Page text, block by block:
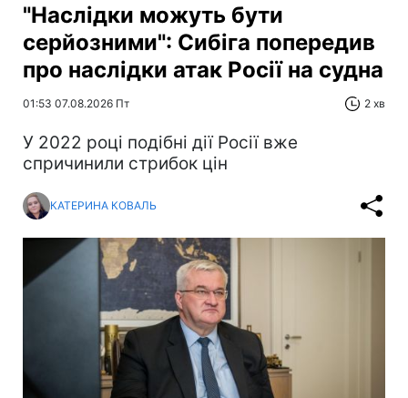
"Наслідки можуть бути
серйозними": Сибіга попередив
про наслідки атак Росії на судна
01:53 07.08.2026 Пт 2 хв
У 2022 році подібні дії Росії вже
спричинили стрибок цін
КАТЕРИНА КОВАЛЬ